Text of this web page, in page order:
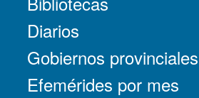
Diarios
Gobiernos provinciales
Efemérides por mes